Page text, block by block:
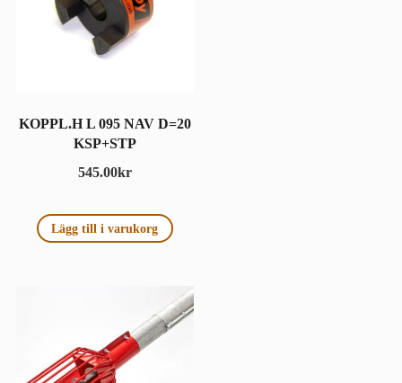
KOPPL.H L 095 NAV D=20
KSP+STP
545.00kr
Lägg till i varukorg